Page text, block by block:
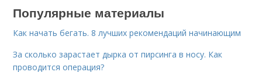
Популярные материалы
Как начать бегать. 8 лучших рекомендаций начинающим
За сколько зарастает дырка от пирсинга в носу. Как
проводится операция?